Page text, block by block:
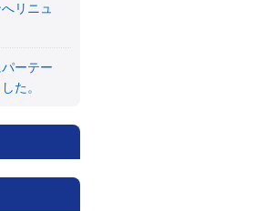
リニュ
ーテー
た。